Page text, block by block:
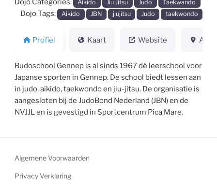
Dojo Categories: Aikido Jiu Jitsu Judo Taekwando
Dojo Tags: Aikido JBN jiujitsu Judo taekwondo
Profiel Kaart Website
Budoschool Gennep is al sinds 1967 dé leerschool voor
Japanse sporten in Gennep. De school biedt lessen aan
in judo, aikido, taekwondo en jiu-jitsu. De organisatie is
aangesloten bij de JudoBond Nederland (JBN) en de
NVJJL en is gevestigd in Sportcentrum Pica Mare.
Algemene Voorwaarden
Privacy Verklaring